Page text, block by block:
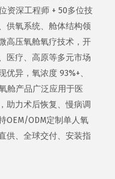
资深工程师 + 50多位技
供氧系统、舱体结构领
高压氧舱氧疗技术，开
医疗、高原等多元市场
异，氧浓度 93%+、
舱产品广泛应用于医
助力术后恢复、慢病调
OEM/ODM定制单人氧
供、全球交付、安装指